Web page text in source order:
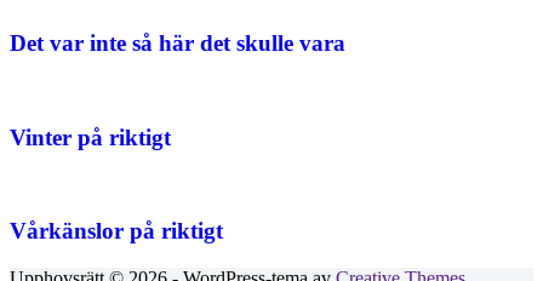
Det var inte så här det skulle vara
Vinter på riktigt
Vårkänslor på riktigt